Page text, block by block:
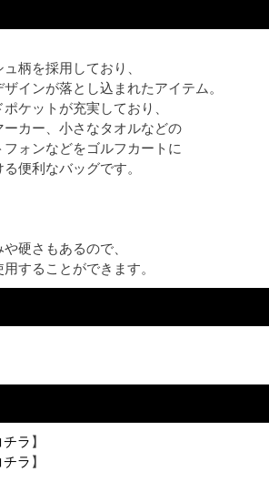
柄を採用しており、
インが落とし込まれたアイテム。
ケットが充実しており、
カー、小さなタオルなどの
ォンなどをゴルフカートに
便利なバッグです。
硬さもあるので、
することができます。
チラ 】
チラ 】